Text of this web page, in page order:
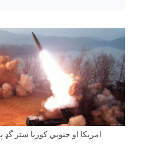
امريکا او جنوبي کوریا ستر